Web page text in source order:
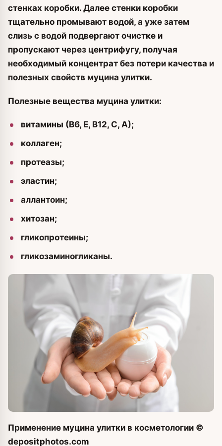
стенках коробки. Далее стенки коробки
тщательно промывают водой, а уже затем
слизь с водой подвергают очистке и
пропускают через центрифугу, получая
необходимый концентрат без потери качества и
полезных свойств муцина улитки.
Полезные вещества муцина улитки:
витамины (В6, Е, В12, С, А);
коллаген;
протеазы;
эластин;
аллантоин;
хитозан;
гликопротеины;
гликозаминогликаны.
Применение муцина улитки в косметологии ©
depositphotos.com